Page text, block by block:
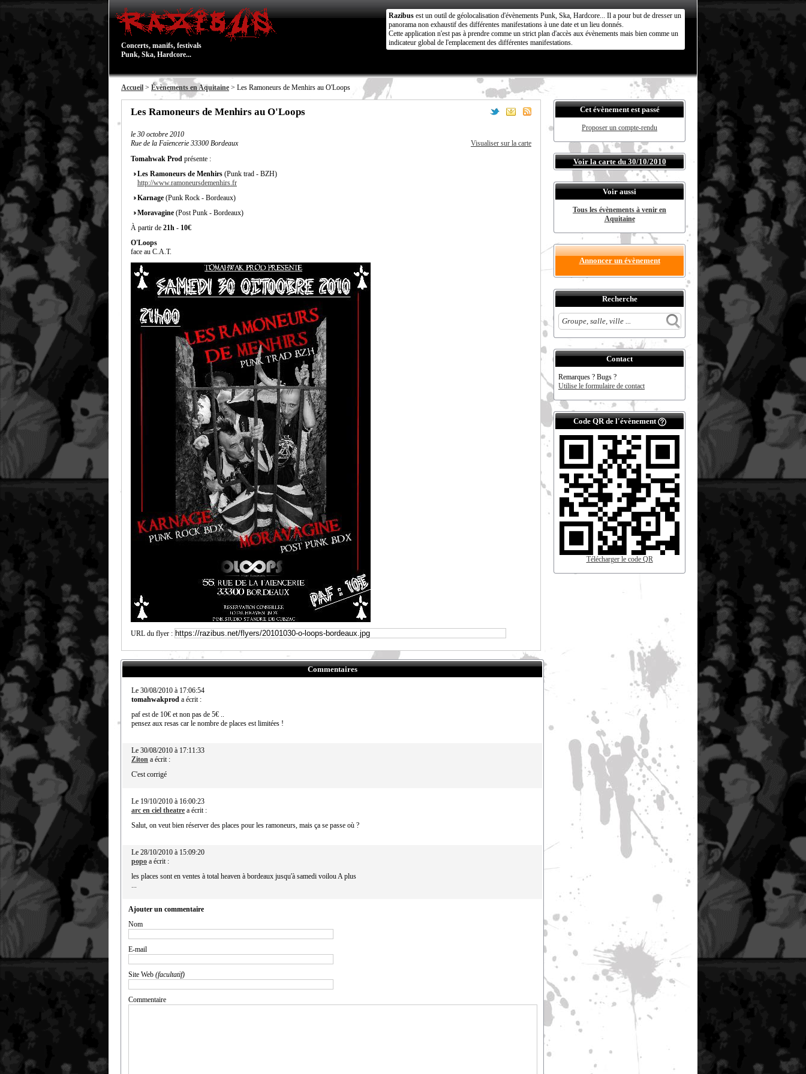
Concerts, manifs, festivals
Punk, Ska, Hardcore...
Razibus est un outil de géolocalisation d'évènements Punk, Ska, Hardcore... Il a pour but de dresser un
panorama non exhaustif des différentes manifestations à une date et un lieu donnés.
Cette application n'est pas à prendre comme un strict plan d'accès aux évènements mais bien comme un
indicateur global de l'emplacement des différentes manifestations.
Accueil > Évènements en Aquitaine > Les Ramoneurs de Menhirs au O'Loops
Les Ramoneurs de Menhirs au O'Loops
le 30 octobre 2010
Rue de la Faïencerie 33300 Bordeaux
Visualiser sur la carte
Tomahwak Prod présente :
Les Ramoneurs de Menhirs (Punk trad - BZH)
http://www.ramoneursdemenhirs.fr
Karnage (Punk Rock - Bordeaux)
Moravagine (Post Punk - Bordeaux)
À partir de 21h - 10€
O'Loops
face au C.A.T.
URL du flyer :
Commentaires
Le 30/08/2010 à 17:06:54
tomahwakprod a écrit :
paf est de 10€ et non pas de 5€ ..
pensez aux resas car le nombre de places est limitées !
Le 30/08/2010 à 17:11:33
Ziton a écrit :
C'est corrigé
Le 19/10/2010 à 16:00:23
arc en ciel theatre a écrit :
Salut, on veut bien réserver des places pour les ramoneurs, mais ça se passe où ?
Le 28/10/2010 à 15:09:20
popo a écrit :
les places sont en ventes à total heaven à bordeaux jusqu'à samedi voilou A plus
...
Ajouter un commentaire
Nom
E-mail
Site Web (facultatif)
Commentaire
Cet évènement est passé
Proposer un compte-rendu
Voir la carte du 30/10/2010
Voir aussi
Tous les évènements à venir en
Aquitaine
Annoncer un évènement
Recherche
Contact
Remarques ? Bugs ?
Utilise le formulaire de contact
Code QR de l'évènement
Télécharger le code QR